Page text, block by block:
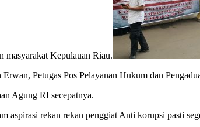
masyarakat Kepulauan Riau.
Petugas Pos Pelayanan Hukum dan
Agung RI secepatnya.
aspirasi rekan rekan penggiat Anti korupsi pasti